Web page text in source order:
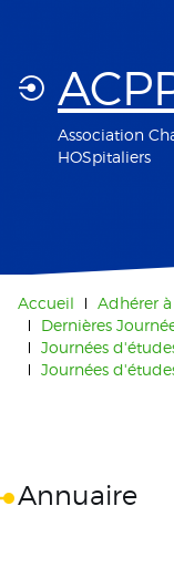
Association
HOSpitaliers
Accueil
Adhérer à
Dernières
Journées
Journées
Annuaire